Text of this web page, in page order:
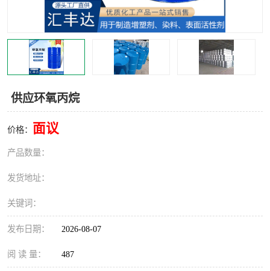
供应环氧丙烷
价格： 面议
产品数量：
发货地址：
关键词：
发布日期： 2026-08-07
阅 读 量： 487
十二烷基苯磺酸 甲醇钠
乙醇钠 三乙胺
丙二醇甲醚醋酸酯 丙酸乙酯
过氧化苯甲酰
叔丁基苯
醛类
烷烃化工原料 合成中间体
水处理助剂